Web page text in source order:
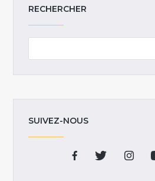
RECHERCHER
SUIVEZ-NOUS